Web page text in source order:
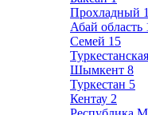
Прохладный 1
Абай область
Семей 15
Шымкент 8
Туркестан 5
Кентау 2